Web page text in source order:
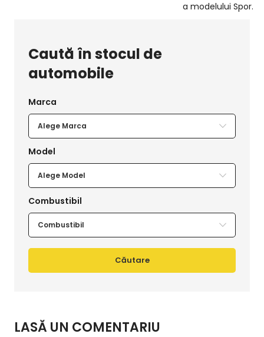
a modelului Spor...
Caută în stocul de
automobile
Alege Marca
Alege Model
Combustibil
Căutare
LASĂ UN COMENTARIU